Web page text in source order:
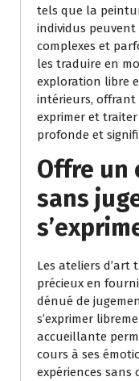
tels que la
individus
complexes et
les traduire en
exploration libre
intérieurs,
exprimer et
profonde et
Offre un
sans
Les ateliers
précieux en
dénué de
s’exprimer
accueillante
cours à ses
expériences sans